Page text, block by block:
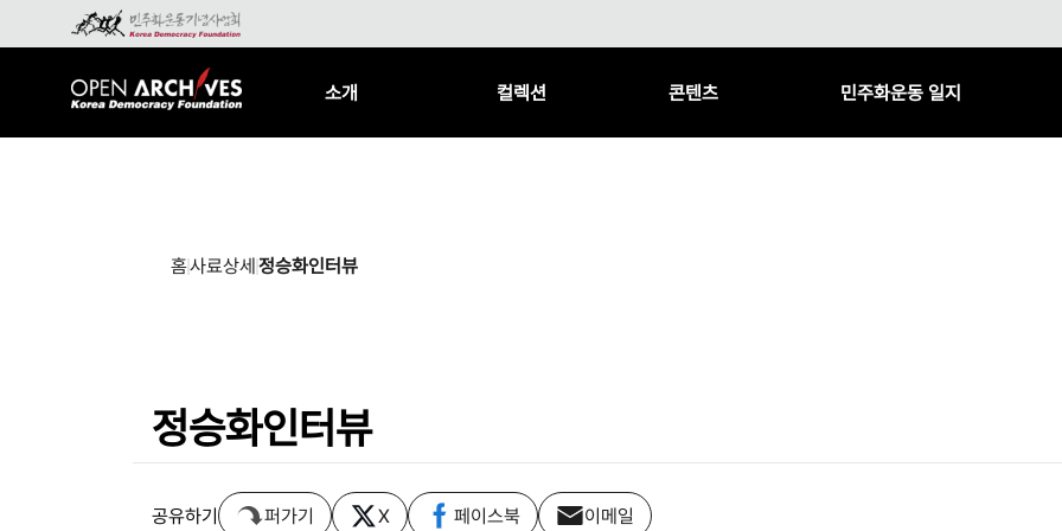
소개 컬렉션 콘텐츠 민주화운동 일지
홈사료상세정승화인터뷰
정승화인터뷰
공유하기 퍼가기 X 페이스북 이메일